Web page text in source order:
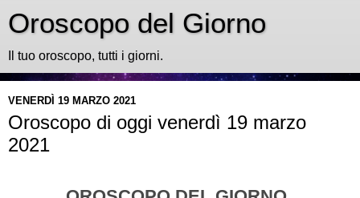
Oroscopo del Giorno
Il tuo oroscopo, tutti i giorni.
VENERDÌ 19 MARZO 2021
Oroscopo di oggi venerdì 19 marzo
2021